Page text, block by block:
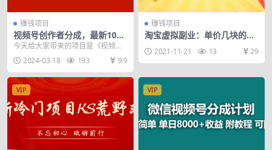
赚钱项目
视频号创作者分成，最新10
0%原创玩法，对新人友好，
日入5000+
今天给大家带来的项目是《视频号
创作者分成，最新100%原创玩法，
对新人友好，日入...
2024-03-18 193 9.9
赚钱项目
淘宝虚拟副业：单价几块的虚
宝虚拟资料网盘）
2021-11-21 13 29
VIP VIP